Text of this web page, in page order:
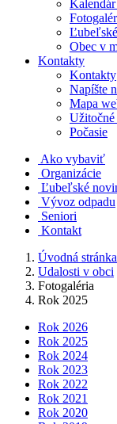
Obec v
Kontakty
Kontakty
Napíšte
Mapa
Počasie
Ako vybaviť
Organizácie
Ľubeľské
Vývoz odpadu
Seniori
Kontakt
Úvodná stránka
Udalosti v obci
Fotogaléria
Rok 2025
Rok 2026
Rok 2025
Rok 2024
Rok 2023
Rok 2022
Rok 2021
Rok 2020